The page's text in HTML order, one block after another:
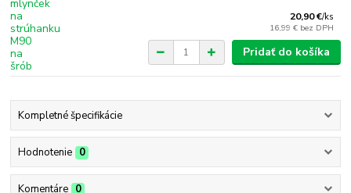
20,90 €/ks
16,99 € bez DPH
Pridať do košíka
Kompletné špecifikácie
Hodnotenie 0
Komentáre 0